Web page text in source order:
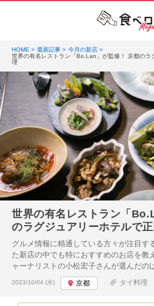
HOME 最新記事
今月の新店
世界の有名レストラン「Bo.Lan」が監修！ 京都のラ
理
世界の有名レストラン「
のラグジュアリーホテルで
グルメ情報に精通している方々が注目す
た新店の中でも特におすすめのお店を教
ャーナリストの小松宏子さんが選んだの
投稿日:
2023/10/04 (水) 京都 タイ料理